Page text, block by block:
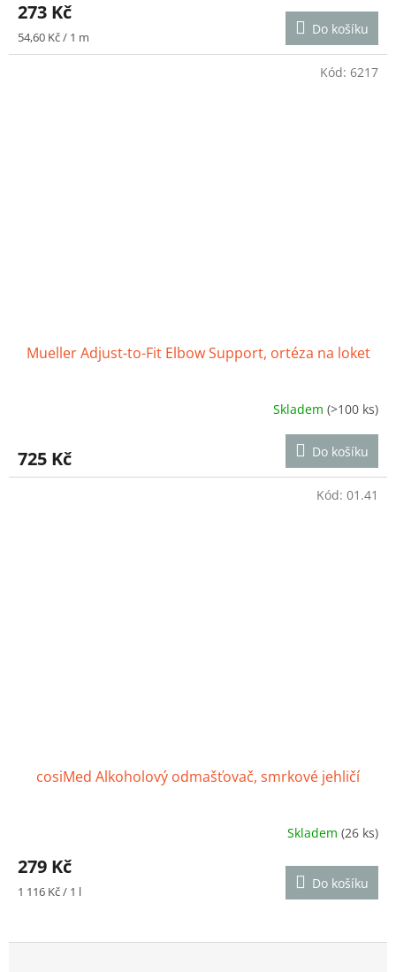
produktu
je
4,0
273 Kč
Měrná
cena:
54,60 Kč / 1 m Do košíku
Mueller Adjust-to-Fit Elbow Support, ortéza na loket
je
3,9
Skladem(>100 ks)
725 Kč Do košíku
Kód: 6217
cosiMed Alkoholový odmašťovač, smrkové jehličí
produktu
je
Skladem(26 ks)
279 Kč
Měrná
1 116 Kč / 1 l Do košíku
Kód: 01.41